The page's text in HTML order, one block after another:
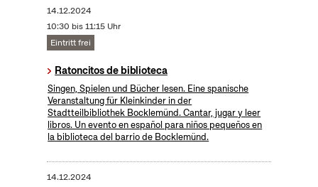
14.12.2024
10:30 bis 11:15 Uhr
Eintritt frei
Ratoncitos de biblioteca
Singen, Spielen und Bücher lesen. Eine spanische
Veranstaltung für Kleinkinder in der
Stadtteilbibliothek Bocklemünd. Cantar, jugar y leer
libros. Un evento en español para niños pequeños en
la biblioteca del barrio de Bocklemünd.
14.12.2024